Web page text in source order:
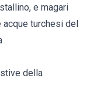
e magari
turchesi del
della